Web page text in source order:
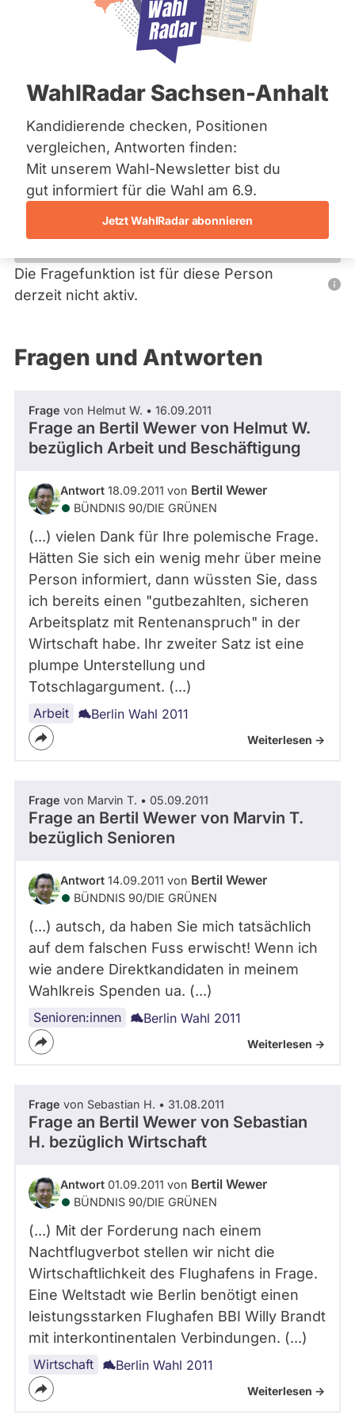
Bremen
Hamburg
Mecklenburg-Vorpommern
Nordrhein-Westfalen
Saarland
Sachsen
Sachsen-Anhalt
Sachsen-Anhalt
Schleswig-Holstein
Thüringen
Archiv
Über uns
WahlRadar Sachsen-Anhalt
Kandidierende checken, Positionen
vergleichen, Antworten finden:
Mit unserem Wahl-Newsletter bist du
gut informiert für die Wahl am 6.9.
Jetzt WahlRadar abonnieren
Reiter
Bertil Wewer
BÜNDNIS 90/­DIE GRÜNEN
Dieser Politiker hat kein aktuelles und kein zukünftiges
Mandat und keine Direktandidatur auf Landes-, Bundes-
oder EU-Ebene. Mögliche Kandidaturen über eine
Wahlliste werden bei uns nicht erfasst.
Die Fragefunktion ist für diese Person
derzeit nicht aktiv.
Nur
aktiven
oder
Mandaten
können
abgeordnetenwatch
befragt
werden.
Fragen und Antworten
Frage von Helmut W. • 16.09.2011
Frage an Bertil Wewer von Helmut W.
bezüglich Arbeit und Beschäftigung
Antwort 18.09.2011 von Bertil Wewer
BÜNDNIS 90/­DIE GRÜNEN
(...) vielen Dank für Ihre polemische Frage.
Hätten Sie sich ein wenig mehr über meine
Person informiert, dann wüssten Sie, dass
ich bereits einen "gutbezahlten, sicheren
Arbeitsplatz mit Rentenanspruch" in der
Wirtschaft habe. Ihr zweiter Satz ist eine
plumpe Unterstellung und
Totschlagargument. (...)
Arbeit Berlin Wahl 2011
Weiterlesen ->
Frage von Marvin T. • 05.09.2011
Frage an Bertil Wewer von Marvin T.
bezüglich Senioren
Antwort 14.09.2011 von Bertil Wewer
BÜNDNIS 90/­DIE GRÜNEN
(...) autsch, da haben Sie mich tatsächlich
auf dem falschen Fuss erwischt! Wenn ich
wie andere Direktkandidaten in meinem
Wahlkreis Spenden ua. (...)
Senioren:innen Berlin Wahl 2011
Weiterlesen ->
Frage von Sebastian H. • 31.08.2011
Frage an Bertil Wewer von Sebastian
H. bezüglich Wirtschaft
Antwort 01.09.2011 von Bertil Wewer
BÜNDNIS 90/­DIE GRÜNEN
(...) Mit der Forderung nach einem
Nachtflugverbot stellen wir nicht die
Wirtschaftlichkeit des Flughafens in Frage.
Eine Weltstadt wie Berlin benötigt einen
leistungsstarken Flughafen BBI Willy Brandt
mit interkontinentalen Verbindungen. (...)
Wirtschaft Berlin Wahl 2011
Weiterlesen ->